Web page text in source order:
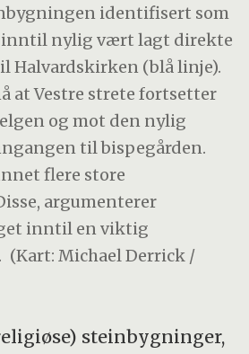
identifisert som
inntil nylig vært lagt direkte
Halvardskirken (blå linje).
at Vestre strete fortsetter
og mot den nylig
til bispegården.
flere store
argumenterer
inntil en viktig
(Kart: Michael Derrick /
steinbygninger,